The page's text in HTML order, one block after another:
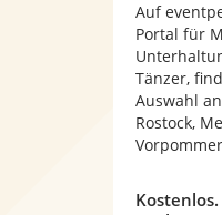
Auf
Portal für
Tänzer,
Auswahl
Rostock,